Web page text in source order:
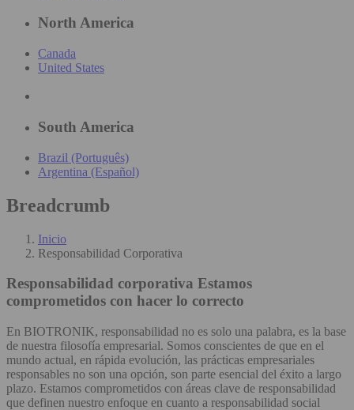
North America
Canada
United States
South America
Brazil (Português)
Argentina (Español)
Breadcrumb
Inicio
Responsabilidad Corporativa
Responsabilidad corporativa Estamos
comprometidos con hacer lo correcto
En BIOTRONIK, responsabilidad no es solo una palabra, es la base
de nuestra filosofía empresarial. Somos conscientes de que en el
mundo actual, en rápida evolución, las prácticas empresariales
responsables no son una opción, son parte esencial del éxito a largo
plazo. Estamos comprometidos con áreas clave de responsabilidad
que definen nuestro enfoque en cuanto a responsabilidad social